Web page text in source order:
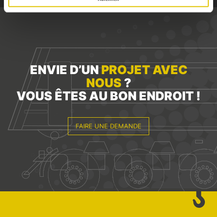
ENVIE D’UNPROJET AVEC
NOUS ?
VOUS ÊTES AU BON ENDROIT !
FAIRE UNE DEMANDE